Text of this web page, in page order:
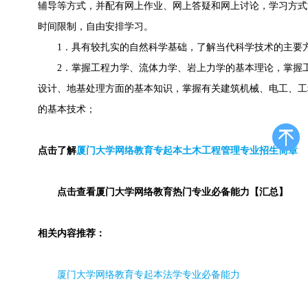
辅导等方式，并配有网上作业、网上答疑和网上讨论，学习方
时间限制，自由安排学习。
1．具有较扎实的自然科学基础，了解当代科学技术的主要
2．掌握工程力学、流体力学、岩上力学的基本理论，掌握
设计、地基处理方面的基本知识，掌握有关建筑机械、电工、
的基本技术；
点击了解厦门大学网络教育专起本土木工程管理专业招生简章
点击查看厦门大学网络教育热门专业必备能力【汇总】
相关内容推荐：
厦门大学网络教育专起本法学专业必备能力